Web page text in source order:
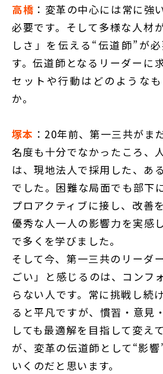
高橋 ：変革の中心には常に強
必要です。そして多様な人材
しさ」を伝える“伝道師”が
す。伝道師となるリーダーに
セットや行動はどのような
か。
塚本 ：20年前、第一三共がま
名度も十分でなかったころ、
は、現地法人で採用した、あ
でした。困難な局面でも部下
プロアクティブに接し、改善
優秀な人一人の影響力を実感
で多くを学びました。
そして今、第一三共のリーダ
ごい」と感じるのは、コンフ
らない人です。常に挑戦し続
ると平凡ですが、慣習・意見
しても最適解を目指して変え
が、変革の伝道師として“影
いくのだと思います。